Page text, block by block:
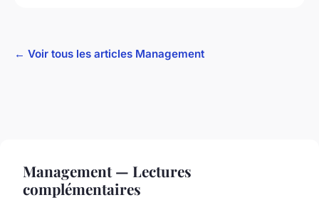
← Voir tous les articles Management
Management — Lectures
complémentaires